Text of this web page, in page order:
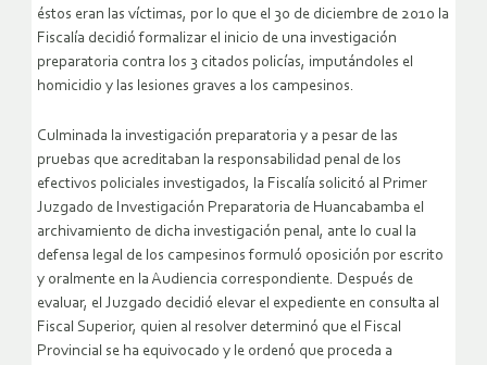
éstos eran las víctimas, por lo que el 30 de diciembre de 2010 la
Fiscalía decidió formalizar el inicio de una investigación
preparatoria contra los 3 citados policías, imputándoles el
homicidio y las lesiones graves a los campesinos.
Culminada la investigación preparatoria y a pesar de las
pruebas que acreditaban la responsabilidad penal de los
efectivos policiales investigados, la Fiscalía solicitó al Primer
Juzgado de Investigación Preparatoria de Huancabamba el
archivamiento de dicha investigación penal, ante lo cual la
defensa legal de los campesinos formuló oposición por escrito
y oralmente en la Audiencia correspondiente. Después de
evaluar, el Juzgado decidió elevar el expediente en consulta al
Fiscal Superior, quien al resolver determinó que el Fiscal
Provincial se ha equivocado y le ordenó que proceda a